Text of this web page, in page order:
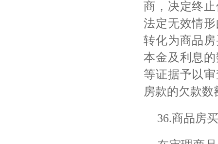
商，决定终
法定无效情
转化为商品
本金及利息
等证据予以
房款的欠款数
36.商品房